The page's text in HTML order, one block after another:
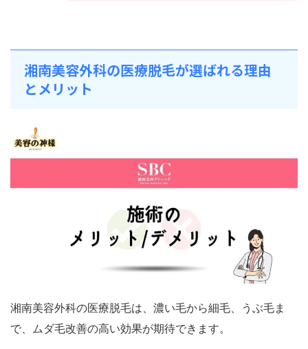
湘南美容外科の医療脱毛が選ばれる理由
とメリット
湘南美容外科の医療脱毛は、濃い毛から細毛、うぶ毛ま
で、ムダ毛改善の高い効果が期待できます。